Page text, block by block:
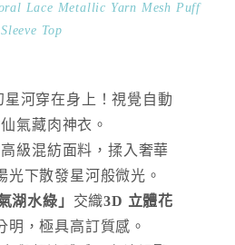
Lace Metallic Yarn Mesh Puff
Sleeve Top
星河穿在身上！視覺自動
氣藏肉神衣。
級混紡面料，揉入奢華
光下散發星河般微光。
湖水綠」 交織3D 立體花
明，極具高訂質感。